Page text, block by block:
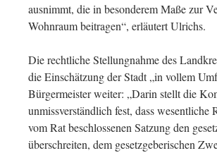
ausnimmt, die in besonderem Maße zur
Wohnraum beitragen“, erläutert Ulrichs.
Die rechtliche Stellungnahme des
die Einschätzung der Stadt „in vollem
Bürgermeister weiter: „Darin stellt die
unmissverständlich fest, dass wesentliche
vom Rat beschlossenen Satzung den
überschreiten, dem gesetzgeberischen